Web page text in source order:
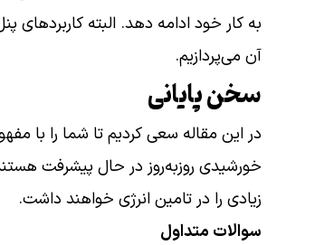
به کار خود ادامه دهد. البته
آن می‌پردازیم.
سخن پایانی
در این مقاله سعی کردیم تا شما را با
خورشیدی روزبه‌روز در حال پیشرفت
زیادی را در تامین انرژی خواهند داشت.
سوالات متداول